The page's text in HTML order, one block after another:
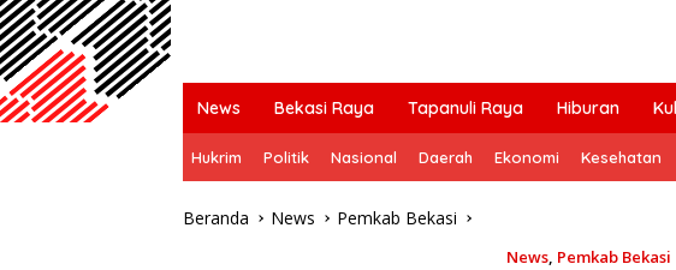
News Bekasi Raya Tapanuli Raya Hiburan
Hukrim Politik Nasional Daerah Ekonomi Kesehatan
Beranda News Pemkab Bekasi
News, Pemkab Bekasi